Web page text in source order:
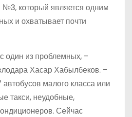
который является одним
и охватывает почти
из проблемных, –
Хасар Хабылбеков. –
малого класса или
такси, неудобные,
Сейчас